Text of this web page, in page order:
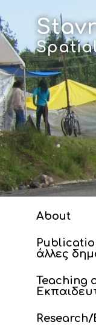
to
content
About
άλλες
Teaching